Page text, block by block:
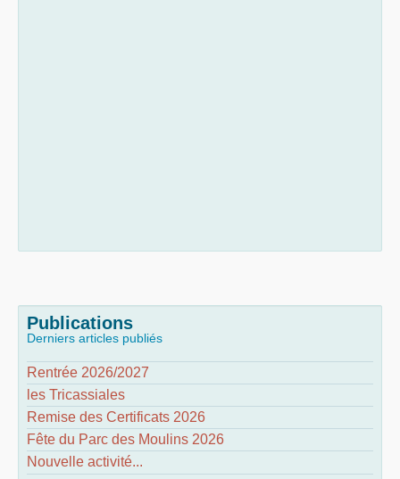
Publications
Derniers articles publiés
Rentrée 2026/2027
les Tricassiales
Remise des Certificats 2026
Fête du Parc des Moulins 2026
Nouvelle activité...